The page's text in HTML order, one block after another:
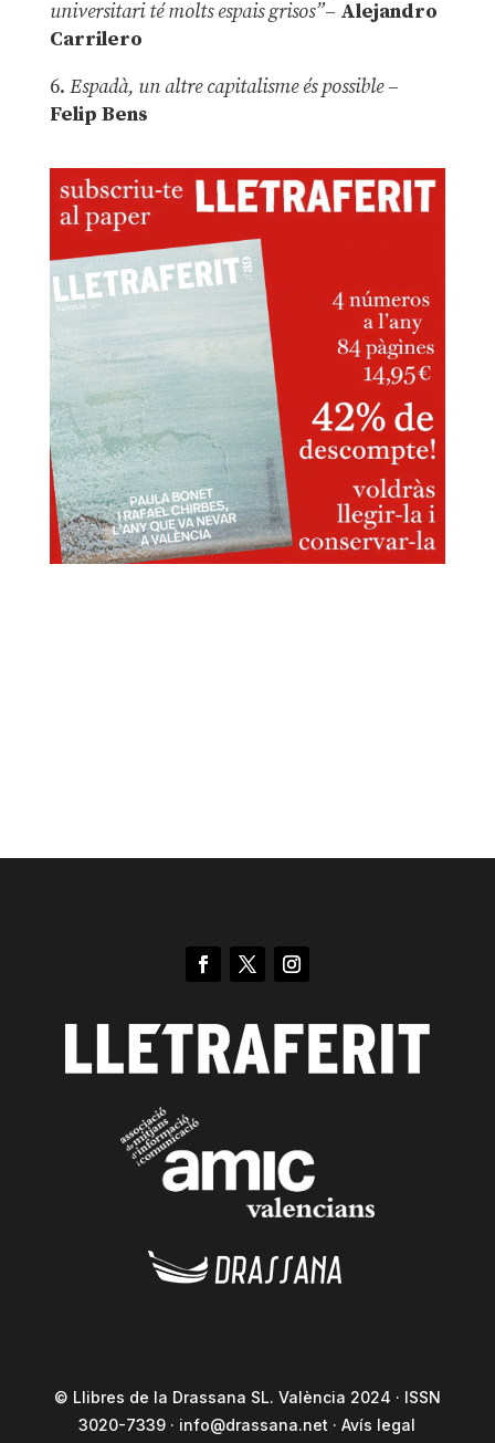
universitari té molts espais grisos”– Alejandro
Carrilero
6. Espadà, un altre capitalisme és possible –
Felip Bens
© Llibres de la Drassana SL. València 2024 · ISSN
3020-7339 · info@drassana.net ·Avís legal